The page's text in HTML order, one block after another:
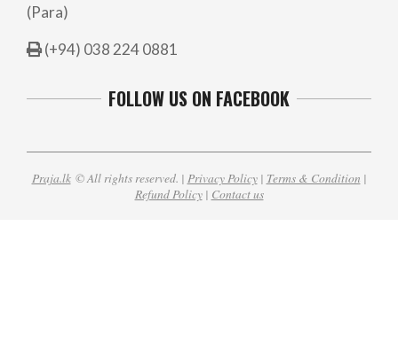
(Para)
(+94) 038 224 0881
FOLLOW US ON FACEBOOK
Praja.lk© All rights reserved. | Privacy Policy| Terms & Condition |
Refund Policy| Contact us